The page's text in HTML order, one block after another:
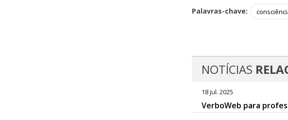
Palavras-chave:
NOTÍCIAS
18 jul. 2025
VerboWeb para